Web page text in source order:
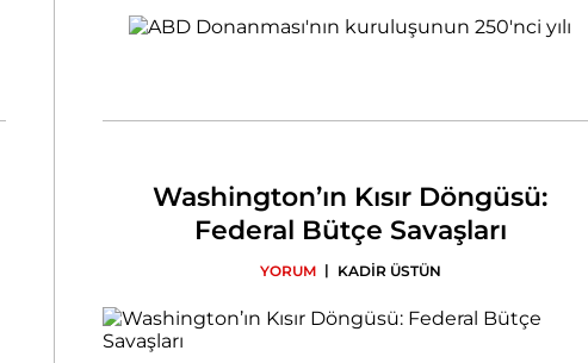
Washington’ın Kısır Döngüsü:
Federal Bütçe Savaşları
YORUM | KADİR ÜSTÜN